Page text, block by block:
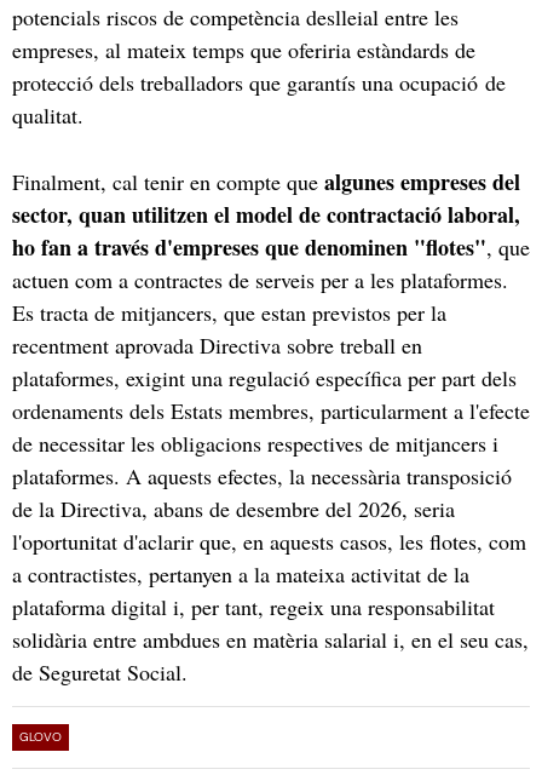
potencials riscos de competència deslleial entre les
empreses, al mateix temps que oferiria estàndards de
protecció dels treballadors que garantís una ocupació de
qualitat.
Finalment, cal tenir en compte que algunes empreses del
sector, quan utilitzen el model de contractació laboral,
ho fan a través d'empreses que denominen "flotes", que
actuen com a contractes de serveis per a les plataformes.
Es tracta de mitjancers, que estan previstos per la
recentment aprovada Directiva sobre treball en
plataformes, exigint una regulació específica per part dels
ordenaments dels Estats membres, particularment a l'efecte
de necessitar les obligacions respectives de mitjancers i
plataformes. A aquests efectes, la necessària transposició
de la Directiva, abans de desembre del 2026, seria
l'oportunitat d'aclarir que, en aquests casos, les flotes, com
a contractistes, pertanyen a la mateixa activitat de la
plataforma digital i, per tant, regeix una responsabilitat
solidària entre ambdues en matèria salarial i, en el seu cas,
de Seguretat Social.
GLOVO